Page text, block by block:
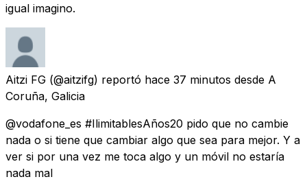
igual imagino.
Aitzi FG (@aitzifg) reportó hace 37 minutos desde A
Coruña, Galicia
@vodafone_es #IlimitablesAños20 pido que no cambie
nada o si tiene que cambiar algo que sea para mejor. Y a
ver si por una vez me toca algo y un móvil no estaría
nada mal